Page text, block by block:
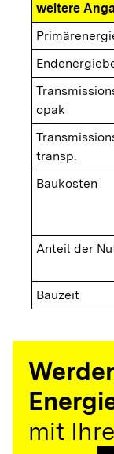
weitere
opak
transp.
Baukosten
Anteil der
Bauzeit
mit